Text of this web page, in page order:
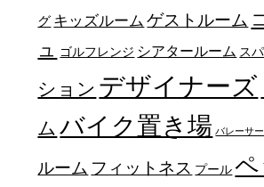
グ キッズルーム ゲストルーム
ュ
ゴルフレンジ シアタールーム スパ
ション デザイナーズ
ム バイク置き場 バレーサ
ルーム フィットネス プール